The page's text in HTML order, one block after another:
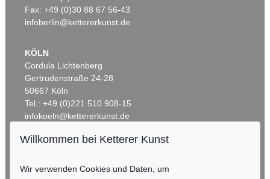
Fax: +49 (0)30 88 67 56-43
infoberlin@kettererkunst.de
KÖLN
Cordula Lichtenberg
Gertrudenstraße 24-28
50667 Köln
Tel.: +49 (0)221 510 908-15
infokoeln@kettererkunst.de
RHEINLAND-PFALZ
Willkommen bei Ketterer Kunst
Wir verwenden Cookies und Daten, um